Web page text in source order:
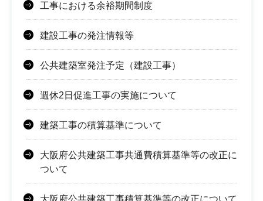
工事における余裕期間制度
建設工事の発注情報等
公共建築室発注予定（建設工事）
週休2日促進工事の実施について
建築工事の積算基準について
大阪府公共建築工事共通費積算基準等の改正に
ついて